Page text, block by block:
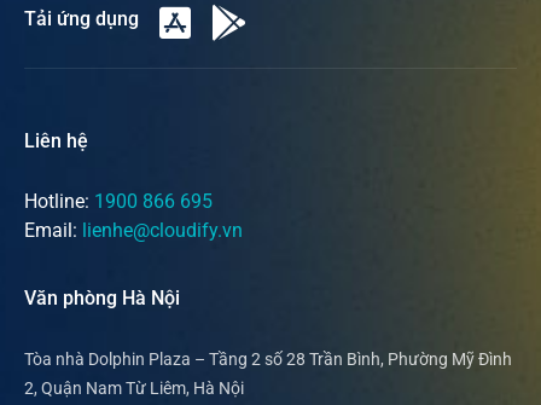
Tải ứng dụng
Liên hệ
Hotline: 1900 866 695
Email: lienhe@cloudify.vn
Văn phòng Hà Nội
Tòa nhà Dolphin Plaza – Tầng 2 số 28 Trần Bình, Phường Mỹ Đình
2, Quận Nam Từ Liêm, Hà Nội